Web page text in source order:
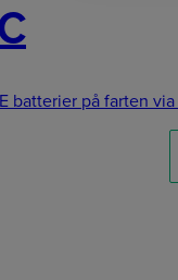
batterier på farten